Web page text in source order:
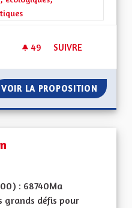
49 49 ABONNÉS
SUIVRE
VOIR LA PROPOSITION
: 68740Ma
grands défis pour